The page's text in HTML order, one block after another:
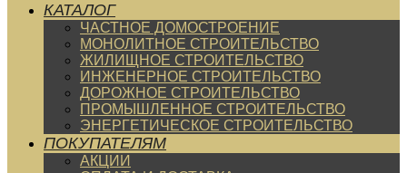
КАТАЛОГ
ЧАСТНОЕ ДОМОСТРОЕНИЕ
МОНОЛИТНОЕ СТРОИТЕЛЬСТВО
ЖИЛИЩНОЕ СТРОИТЕЛЬСТВО
ИНЖЕНЕРНОЕ СТРОИТЕЛЬСТВО
ДОРОЖНОЕ СТРОИТЕЛЬСТВО
ПРОМЫШЛЕННОЕ СТРОИТЕЛЬСТВО
ЭНЕРГЕТИЧЕСКОЕ СТРОИТЕЛЬСТВО
ПОКУПАТЕЛЯМ
АКЦИИ